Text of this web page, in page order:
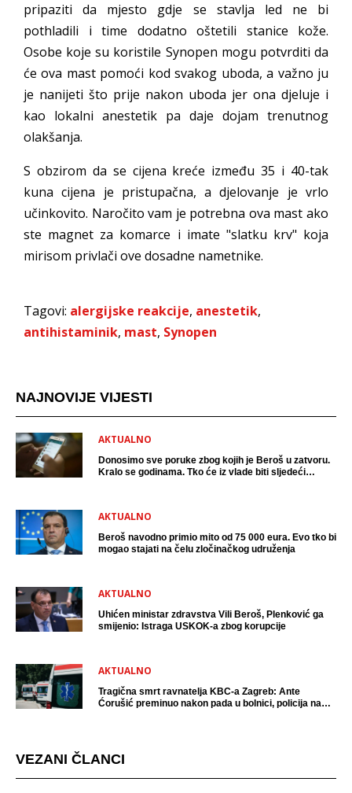
pripaziti da mjesto gdje se stavlja led ne bi
pothladili i time dodatno oštetili stanice kože.
Osobe koje su koristile Synopen mogu potvrditi da
će ova mast pomoći kod svakog uboda, a važno ju
je nanijeti što prije nakon uboda jer ona djeluje i
kao lokalni anestetik pa daje dojam trenutnog
olakšanja.
S obzirom da se cijena kreće između 35 i 40-tak
kuna cijena je pristupačna, a djelovanje je vrlo
učinkovito. Naročito vam je potrebna ova mast ako
ste magnet za komarce i imate "slatku krv" koja
mirisom privlači ove dosadne nametnike.
Tagovi: alergijske reakcije, anestetik,
antihistaminik, mast, Synopen
NAJNOVIJE VIJESTI
AKTUALNO
Donosimo sve poruke zbog kojih je Beroš u zatvoru.
Kralo se godinama. Tko će iz vlade biti sljedeći
AKTUALNO
Beroš navodno primio mito od 75 000 eura. Evo tko bi
mogao stajati na čelu zločinačkog udruženja
AKTUALNO
Uhićen ministar zdravstva Vili Beroš, Plenković ga
smijenio: Istraga USKOK-a zbog korupcije
AKTUALNO
Tragična smrt ravnatelja KBC-a Zagreb: Ante
Ćorušić preminuo nakon pada u bolnici, policija na
VEZANI ČLANCI